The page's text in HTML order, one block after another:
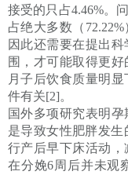
接受的只占4.46%。
占绝大多数（
因此还需要在提出
围，才可能取得更
月子后饮食质量明
件有关[2]。
国外多项研究表明
是导致女性肥胖发
行产后早下床活动
在分娩6周后并未观